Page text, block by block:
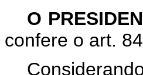
O
confere o art.